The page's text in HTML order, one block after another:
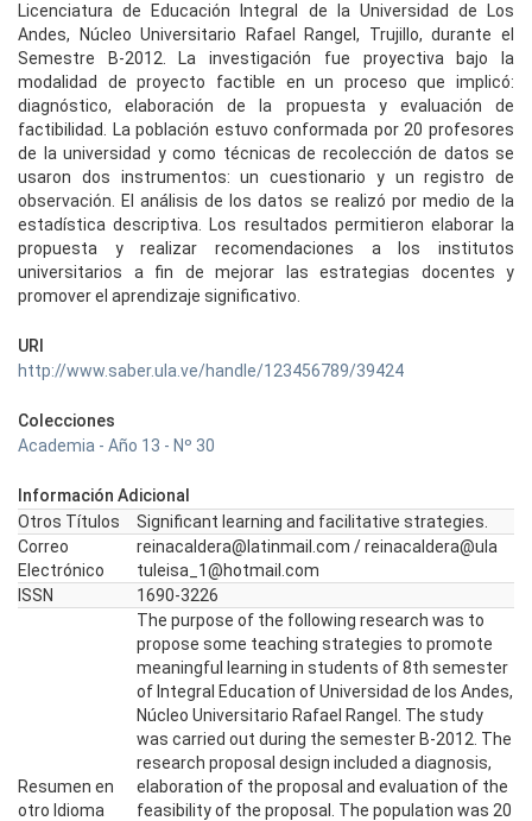
Licenciatura de Educación Integral de la Universidad de Los
Andes, Núcleo Universitario Rafael Rangel, Trujillo, durante el
Semestre B-2012. La investigación fue proyectiva bajo la
modalidad de proyecto factible en un proceso que implicó:
diagnóstico, elaboración de la propuesta y evaluación de
factibilidad. La población estuvo conformada por 20 profesores
de la universidad y como técnicas de recolección de datos se
usaron dos instrumentos: un cuestionario y un registro de
observación. El análisis de los datos se realizó por medio de la
estadística descriptiva. Los resultados permitieron elaborar la
propuesta y realizar recomendaciones a los institutos
universitarios a fin de mejorar las estrategias docentes y
promover el aprendizaje significativo.
URI
http://www.saber.ula.ve/handle/123456789/39424
Colecciones
Academia - Año 13 - Nº 30
Información Adicional
Otros Títulos
Significant learning and facilitative strategies.
Correo
Electrónico
reinacaldera@latinmail.com / reinacaldera@ula
tuleisa_1@hotmail.com
ISSN
1690-3226
Resumen en
otro Idioma
The purpose of the following research was to
propose some teaching strategies to promote
meaningful learning in students of 8th semester
of Integral Education of Universidad de los Andes,
Núcleo Universitario Rafael Rangel. The study
was carried out during the semester B-2012. The
research proposal design included a diagnosis,
elaboration of the proposal and evaluation of the
feasibility of the proposal. The population was 20